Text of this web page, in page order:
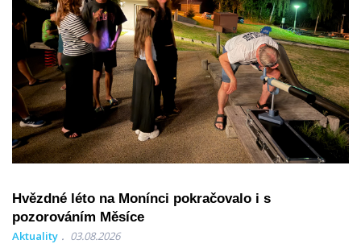
Hvězdné léto na Monínci pokračovalo i s
pozorováním Měsíce
Aktuality 03.08.2026